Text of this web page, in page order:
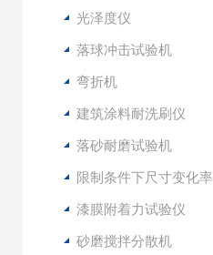
光泽度仪
落球冲击试验机
弯折机
建筑涂料耐洗刷仪
落砂耐磨试验机
限制条件下尺寸变化率
漆膜附着力试验仪
砂磨搅拌分散机